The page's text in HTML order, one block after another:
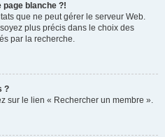
page blanche ?!
que ne peut gérer le serveur Web.
plus précis dans le choix des
par la recherche.
?
sur le lien « Rechercher un membre ».